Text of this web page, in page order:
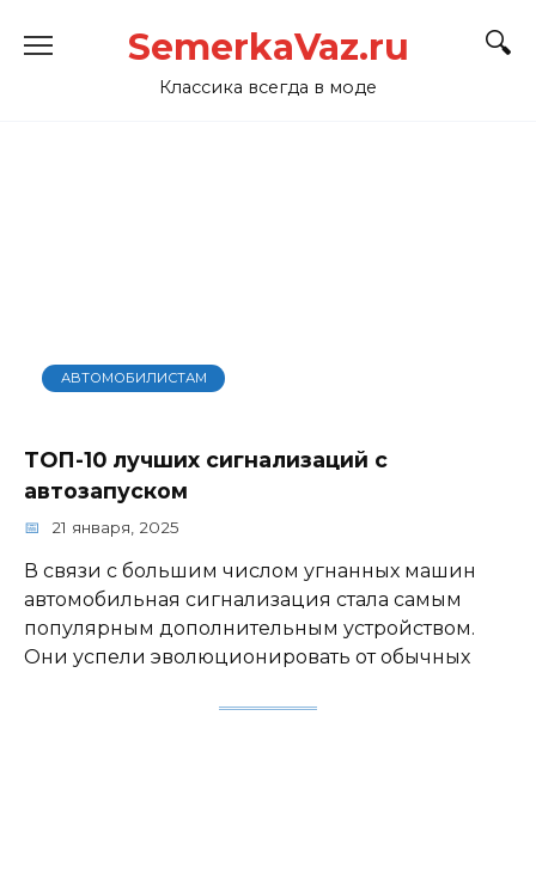
SemerkaVaz.ru
Классика всегда в моде
АВТОМОБИЛИСТАМ
ТОП-10 лучших сигнализаций с
автозапуском
21 января, 2025
В связи с большим числом угнанных машин
автомобильная сигнализация стала самым
популярным дополнительным устройством.
Они успели эволюционировать от обычных